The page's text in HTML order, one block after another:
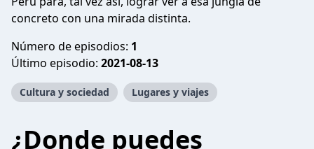
concreto con una mirada distinta.
Número de episodios: 1
Último episodio: 2021-08-13
Cultura y sociedad Lugares y viajes
¿Donde puedes